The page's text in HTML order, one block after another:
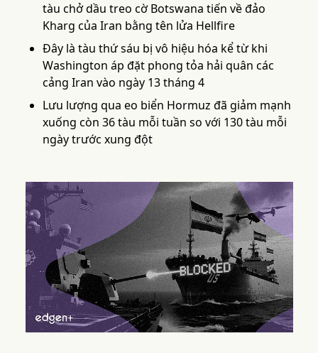
tàu chở dầu treo cờ Botswana tiến về đảo
Kharg của Iran bằng tên lửa Hellfire
Đây là tàu thứ sáu bị vô hiệu hóa kể từ khi
Washington áp đặt phong tỏa hải quân các
cảng Iran vào ngày 13 tháng 4
Lưu lượng qua eo biển Hormuz đã giảm mạnh
xuống còn 36 tàu mỗi tuần so với 130 tàu mỗi
ngày trước xung đột